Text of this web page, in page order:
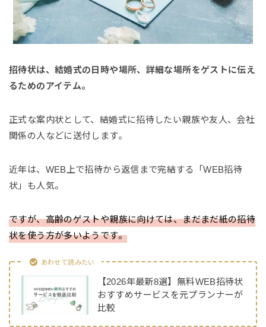
招待状は、結婚式の日時や場所、詳細な場所をゲストに伝え
るためのアイテム。
正式な案内状として、結婚式に招待したい親族や友人、会社
関係の人などに送付します。
近年は、WEB上で招待から返信まで完結する「WEB招待
状」も人気。
ですが、高齢のゲストや親族に向けては、まだまだ紙の招待
状を使う方が多いようです。
あわせて読みたい
【2026年最新8選】無料WEB招待状
おすすめサービスを元プランナーが
比較